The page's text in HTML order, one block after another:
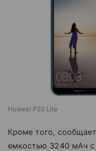
Huawei P20 Lite
Кроме того,
емкостью 3240 мАч